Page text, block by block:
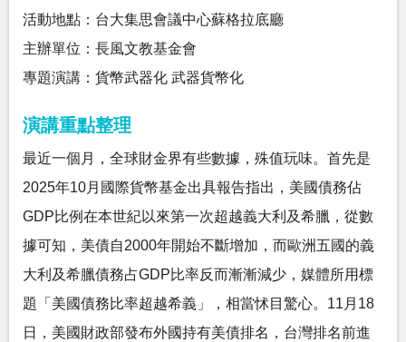
活動地點：台大集思會議中心蘇格拉底廳
主辦單位：長風文教基金會
專題演講：貨幣武器化 武器貨幣化
演講重點整理
最近一個月，全球財金界有些數據，殊值玩味。首先是
2025年10月國際貨幣基金出具報告指出，美國債務佔
GDP比例在本世紀以來第一次超越義大利及希臘，從數
據可知，美債自2000年開始不斷增加，而歐洲五國的義
大利及希臘債務占GDP比率反而漸漸減少，媒體所用標
題「美國債務比率超越希義」，相當怵目驚心。11月18
日，美國財政部發布外國持有美債排名，台灣排名前進